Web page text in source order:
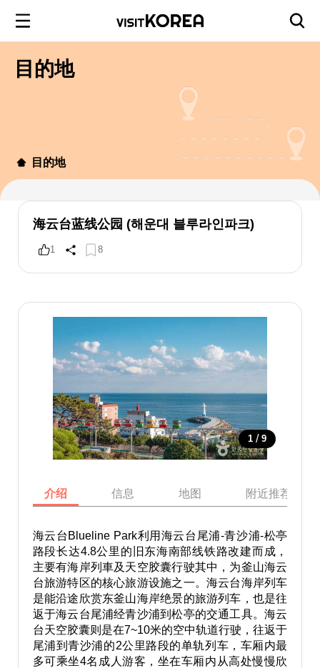
目的地
目的地
海云台蓝线公园 (해운대 블루라인파크)
1 8
1 / 9
介绍 信息 地图 附近推荐景点
海云台Blueline Park利用海云台尾浦-青沙浦-松亭
路段长达4.8公里的旧东海南部线铁路改建而成，
主要有海岸列車及天空胶囊行驶其中，为釜山海云
台旅游特区的核心旅游设施之一。海云台海岸列车
是能沿途欣赏东釜山海岸绝景的旅游列车，也是往
返于海云台尾浦经青沙浦到松亭的交通工具。海云
台天空胶囊则是在7~10米的空中轨道行驶，往返于
尾浦到青沙浦的2公里路段的单轨列车，车厢内最
多可乘坐4名成人游客，坐在车厢内从高处慢慢欣